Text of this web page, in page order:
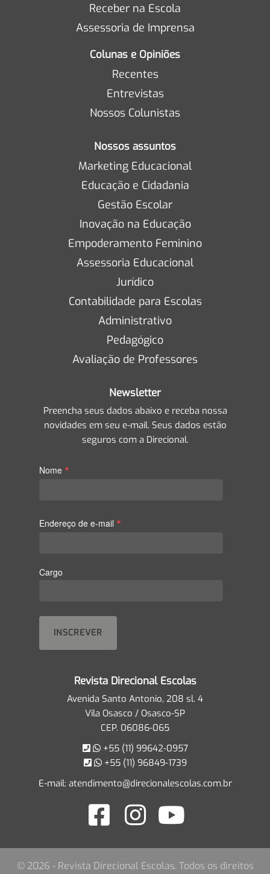
Receber na Escola
Assessoria de Imprensa
Colunas e Opiniões
Recentes
Entrevistas
Nossos Colunistas
Nossos assuntos
Marketing Educacional
Educação e Cidadania
Gestão Escolar
Inovação na Educação
Empoderamento Feminino
Assessoria Educacional
Jurídico
Contabilidade para Escolas
Administrativo
Pedagógico
Avaliação de Professores
Newsletter
Preencha seus dados abaixo e receba nossa
novidades em seu e-mail. Seus dados estão
seguros com a Direcional.
Nome *
Endereço de e-mail *
Cargo
Revista Direcional Escolas
Avenida Santo Antonio, 208 sl. 4
Vila Osasco / Osasco-SP
CEP. 06086-065
+55 (11) 99642-0957
+55 (11) 96849-1739
E-mail: atendimento@direcionalescolas.com.br
© 2026 - Revista Direcional Escolas. Todos os direitos